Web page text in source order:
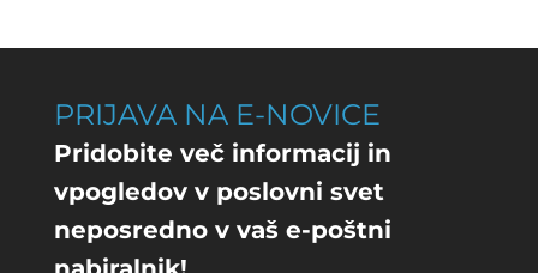
PRIJAVA NA E-NOVICE
Pridobite več informacij in
vpogledov v poslovni svet
neposredno v vaš e-poštni